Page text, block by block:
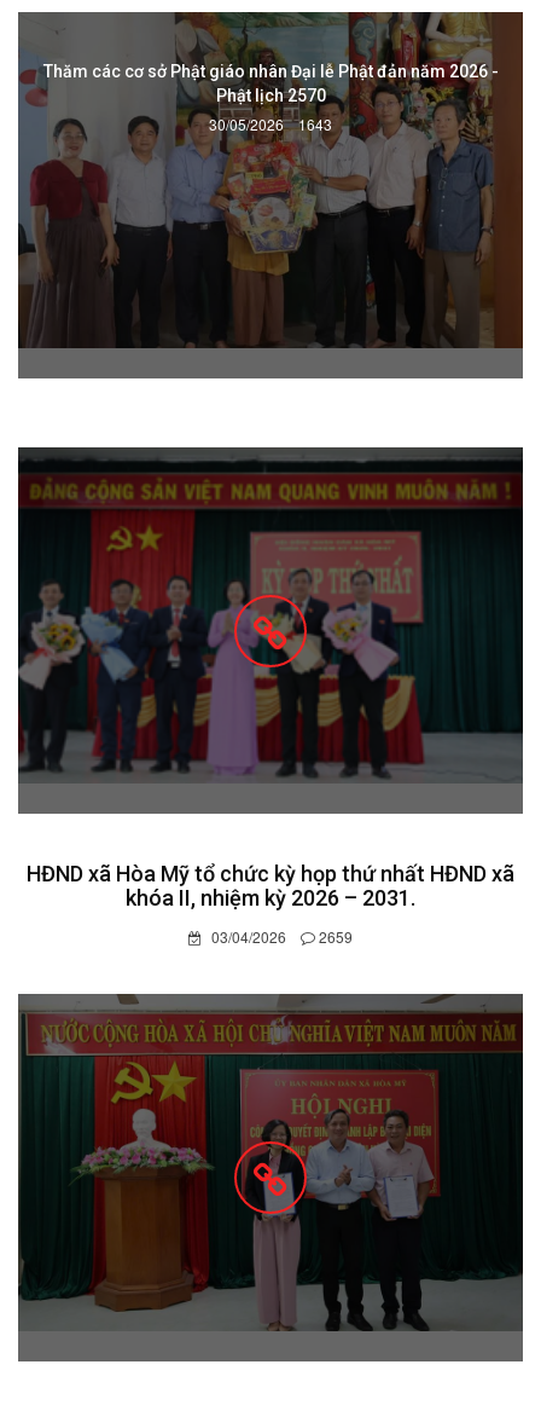
Thăm các cơ sở Phật giáo nhân Đại lễ Phật đản năm 2026 -
Phật lịch 2570
30/05/2026 1643
HĐND xã Hòa Mỹ tổ chức kỳ họp thứ nhất HĐND xã
khóa II, nhiệm kỳ 2026 – 2031.
03/04/2026 2659